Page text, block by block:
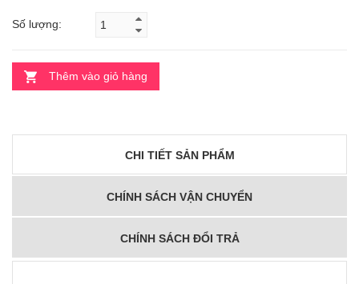
Số lượng:
Thêm vào giỏ hàng
CHI TIẾT SẢN PHẨM
CHÍNH SÁCH VẬN CHUYỂN
CHÍNH SÁCH ĐỔI TRẢ